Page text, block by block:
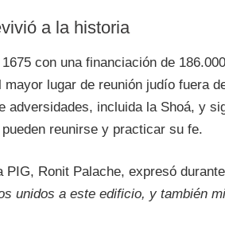
a la historia
con una financiación de
lugar de reunión judío fuera
adversidades, incluida la Shoá, y
reunirse y practicar su fe.
PIG, Ronit Palache, expresó
unidos a este edificio, y también